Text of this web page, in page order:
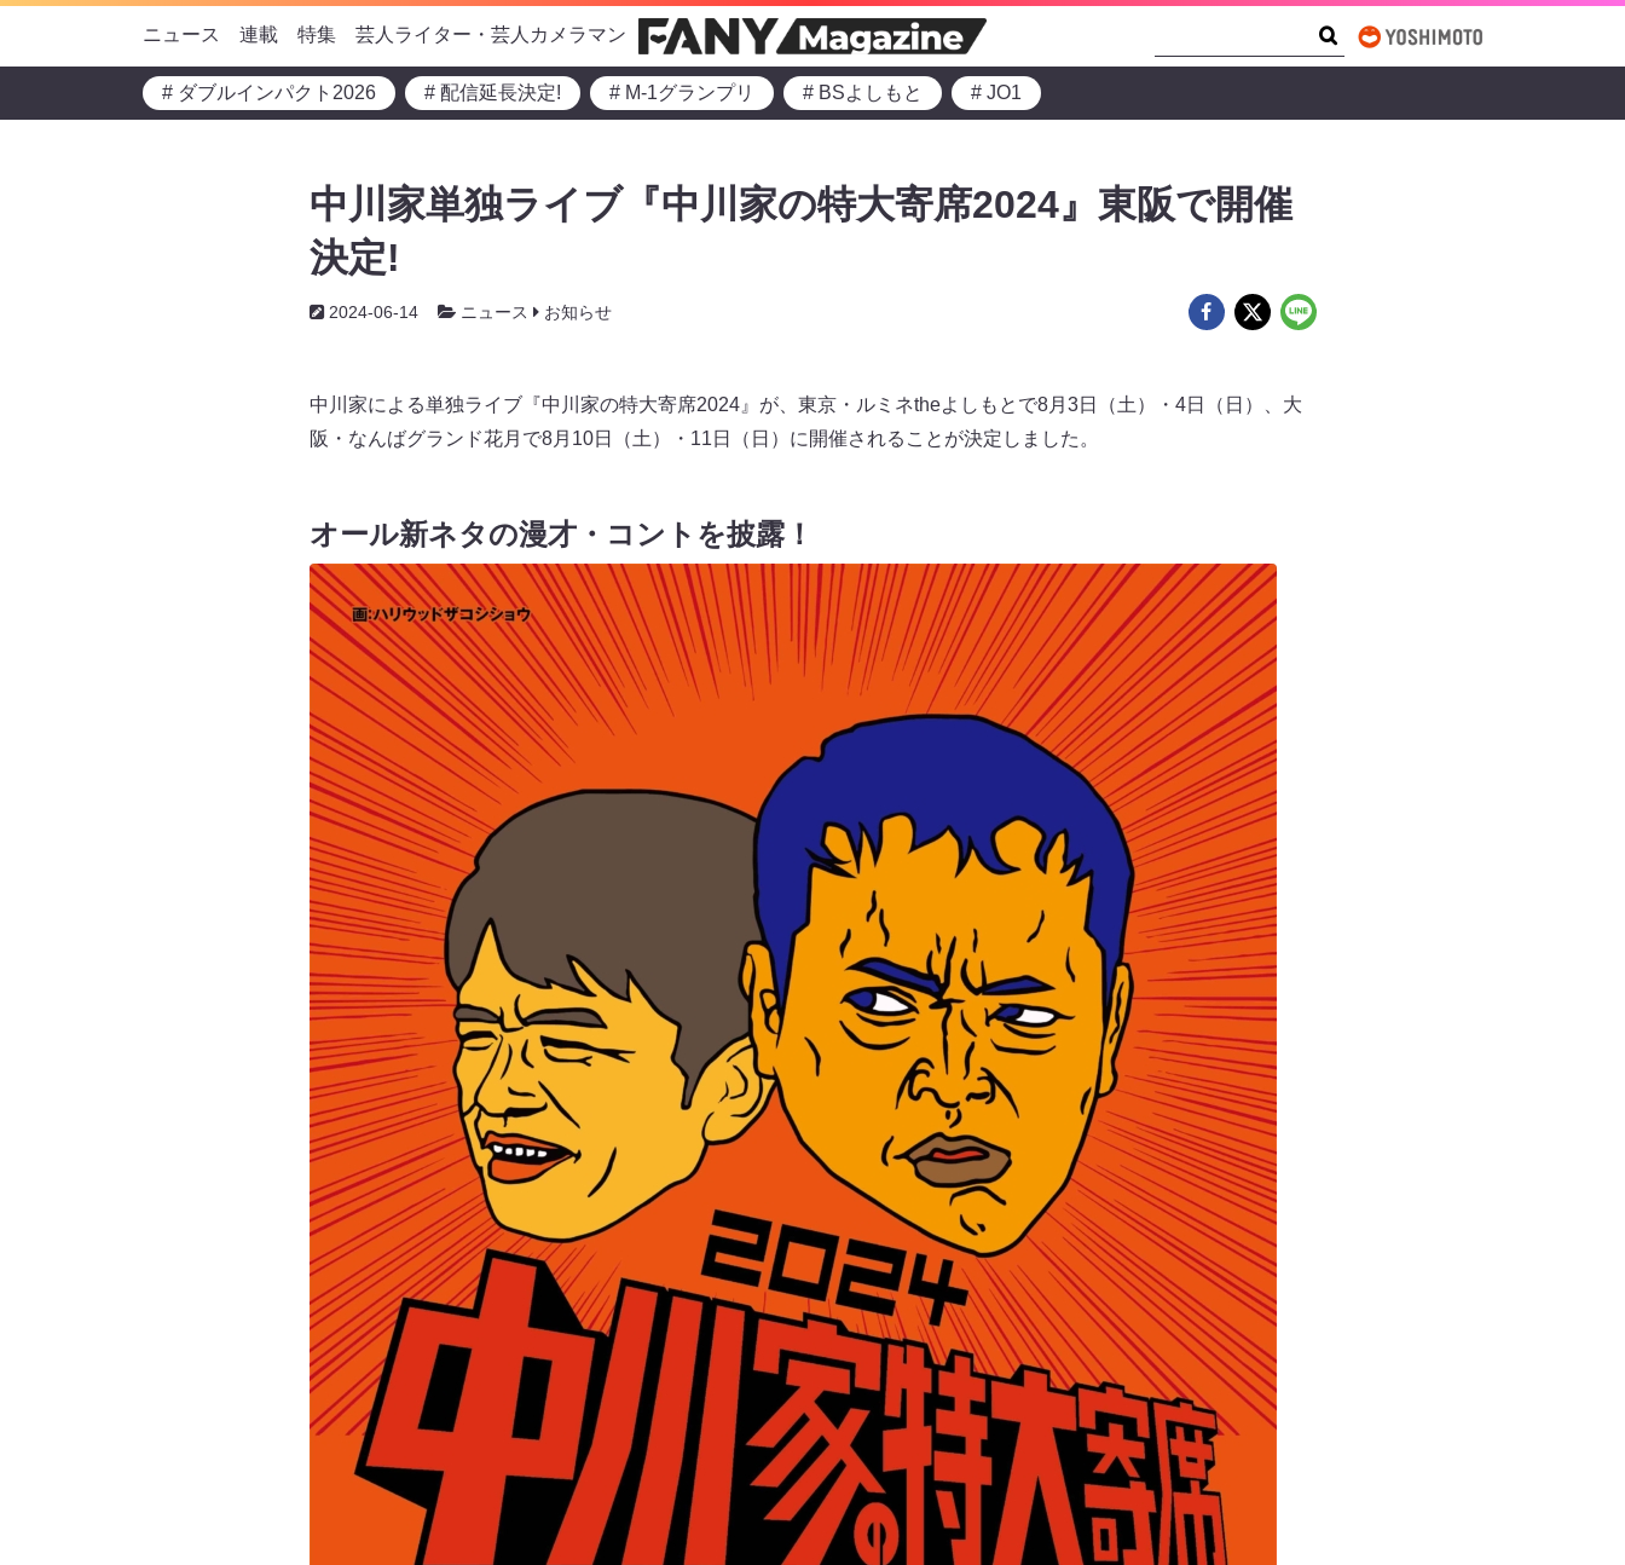
ニュース 連載 特集 芸人ライター・芸人カメラマン
# ダブルインパクト2026 # 配信延長決定! # M-1グランプリ # BSよしもと # JO1
中川家単独ライブ『中川家の特大寄席2024』東阪で開催
決定!
2024-06-14 ニュース お知らせ
中川家による単独ライブ『中川家の特大寄席2024』が、東京・ルミネtheよしもとで8月3日（土）・4日（日）、大
阪・なんばグランド花月で8月10日（土）・11日（日）に開催されることが決定しました。
オール新ネタの漫才・コントを披露！